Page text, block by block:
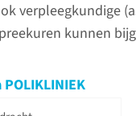
verpleegkundige
kunnen
meer